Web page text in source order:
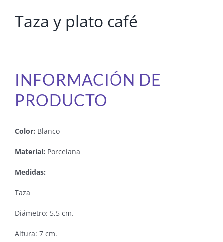
Taza y plato café
INFORMACIÓN DE
PRODUCTO
Color: Blanco
Material: Porcelana
Medidas:
Taza
Diámetro: 5,5 cm.
Altura: 7 cm.